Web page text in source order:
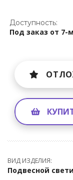
Доступность:
Под заказ от 7-
ВИД ИЗДЕЛИЯ:
Подвесной